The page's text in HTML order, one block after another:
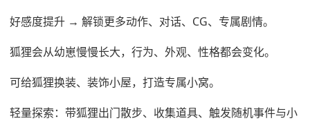
好感度提升 → 解锁更多动作、对话、CG、专属剧情。
狐狸会从幼崽慢慢长大，行为、外观、性格都会变化。
可给狐狸换装、装饰小屋，打造专属小窝。
轻量探索：带狐狸出门散步、收集道具、触发随机事件与小